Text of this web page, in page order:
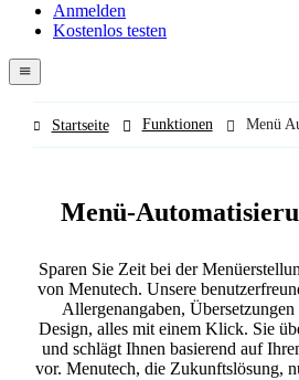
Menutech
navigation
Anmelden
Kostenlos testen
menu
Startseite Funktionen Menü
Menü-
Sparen Sie Zeit bei der
von Menutech. Unsere
Allergenangaben,
Design, alles mit einem Klick. Sie
und schlägt Ihnen basierend auf
vor. Menutech, die Zukunftslösung,